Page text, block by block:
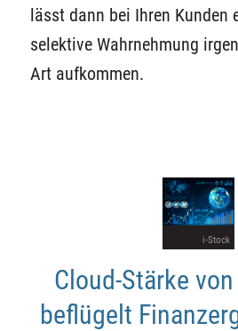
lässt dann bei Ihren Kunden
selektive Wahrnehmung
Art aufkommen.
i-Stock
Cloud-Stärke
beflügelt